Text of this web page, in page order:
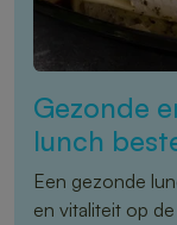
Gezonde
lunch
Een gezonde
en vitaliteit op